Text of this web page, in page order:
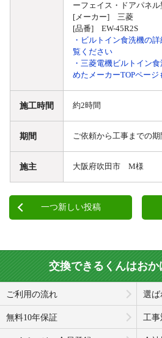
ーフェイス・ドアパネル
[メーカー] 三菱
[品番] EW-45R2S
・ビルトイン食洗機の
覧ください
・三菱電機ビルトイン
めたメーカーTOPペー
施工時間 約2時間
期間 ご依頼から工事までの
施主 大阪府吹田市 M様
一つ新しい投稿
交換できるくんはおか
ご利用の流れ 選ば
無料10年保証 工